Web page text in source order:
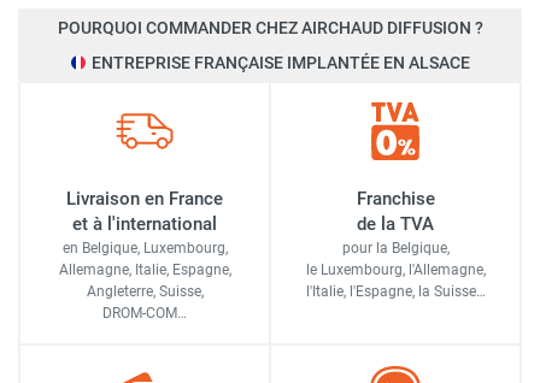
POURQUOI COMMANDER CHEZ AIRCHAUD DIFFUSION ?
ENTREPRISE FRANÇAISE IMPLANTÉE EN ALSACE
Livraison en France
et à l'international
en Belgique, Luxembourg,
Allemagne, Italie, Espagne,
Angleterre, Suisse,
DROM-COM…
Franchise
de la TVA
pour la Belgique,
le Luxembourg, l'Allemagne,
l'Italie, l'Espagne, la Suisse…